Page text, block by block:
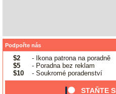
Podpořte nás
$2
- Ikona patrona na poradně
$5
- Poradna bez reklam
$10
- Soukromé poradenství
STAŇTE